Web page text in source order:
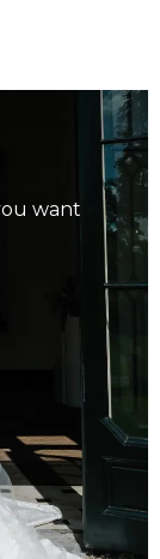
want